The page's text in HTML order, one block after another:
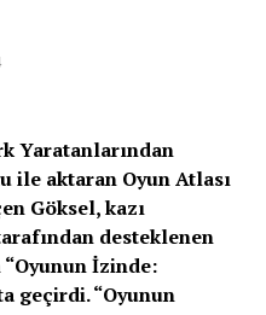
konuklar alkışlarıyla
gibi mübarek bir ayda
etti.
Ajansı
Yaratanlarından
ile aktaran Oyun Atlası
Göksel, kazı
desteklenen
İzinde:
geçirdi. “Oyunun